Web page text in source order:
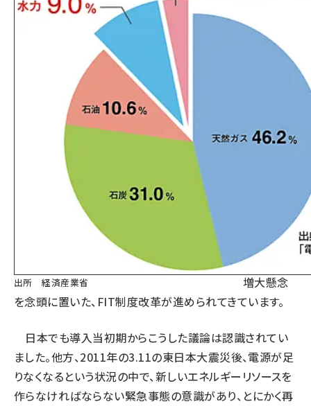
出所経済産業省
が生じまし
た。これは
様な事態
に苦しんで
拡大と国
民負担の
増大懸念
を念頭に置いた、FIT制度改革が進められてきています。
日本でも導入当初期からこうした議論は認識されてい
ました。他方、2011年の3.11の東日本大震災後、電源が足
りなくなるという状況の中で、新しいエネルギーリソースを
作らなければならない緊急事態の意識があり、とにかく再